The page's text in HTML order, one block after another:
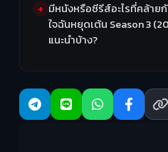
มีหนังหรือซีรีส์อะไรที่คล้าย
ใจฉันหยุดเต้น Season 3
แนะนำบ้าง?